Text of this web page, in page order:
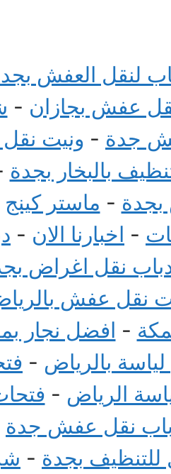
لنقل العفش
عفش بجازان -
جدة - ونيت
بالبخار بجدة
- ماستر كينج
- اخبارنا الان -
نقل اغراض
نقل عفش
- افضل نجار
بالرياض -
الرياض -
نقل عفش جدة
للتنظيف بجدة -